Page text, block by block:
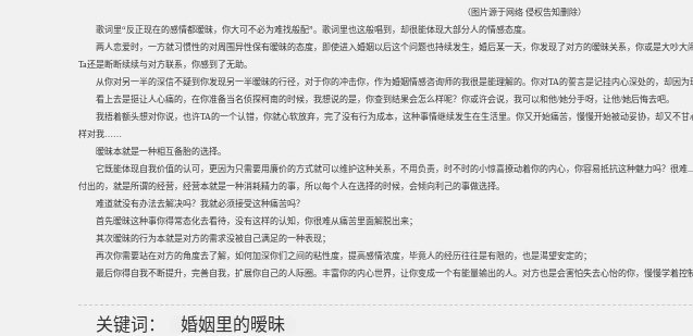
（图片源于网络 侵权告知删除）
歌词里“反正现在的感情都暧昧，你大可不必为难找般配”。歌词里也这般唱到，却很能体现大部分人的情感态度。
两人恋爱时，一方就习惯性的对周围异性保有暧昧的态度，即使进入婚姻以后这个问题也持续发生，婚后某一天，你发现了对方的暧昧关系，你或是大吵
Ta还是断断续续与对方联系，你感到了无助。
从你对另一半的深信不疑到你发现另一半暧昧的行径，对于你的冲击你，作为婚姻情感咨询师的我很是能理解的。你对TA的誓言是记挂内心深处的，却因为
看上去是挺让人心痛的，在你准备当名侦探柯南的时候，我想说的是，你查到结果会怎么样呢？你或许会说，我可以和他/她分手呀，让他/她后悔去吧。
我捂着额头想对你说，也许TA的一个认错，你就心软放弃，完了没有行为成本，这种事情继续发生在生活里。你又开始痛苦，慢慢开始被动妥协，却又不
样对我……
暧昧本就是一种相互备胎的选择。
它既能体现自我价值的认可，更因为只需要用廉价的方式就可以维护这种关系，不用负责，时不时的小惊喜撩动着你的内心，你容易抵抗这种魅力吗？很
付出的，就是所谓的经营，经营本就是一种消耗精力的事，所以每个人在选择的时候，会倾向利己的事做选择。
难道就没有办法去解决吗？我就必须接受这种痛苦吗？
首先暧昧这种事你得常态化去看待，没有这样的认知，你很难从痛苦里面解脱出来；
其次暧昧的行为本就是对方的需求没被自己满足的一种表现；
再次你需要站在对方的角度去了解，如何加深你们之间的粘性度，提高感情浓度，毕竟人的经历往往是有限的，也是渴望安定的；
最后你得自我不断提升，完善自我，扩展你自己的人际圈。丰富你的内心世界，让你变成一个有能量输出的人。对方也是会害怕失去心怡的你，慢慢学着控
关键词： 婚姻里的暧昧